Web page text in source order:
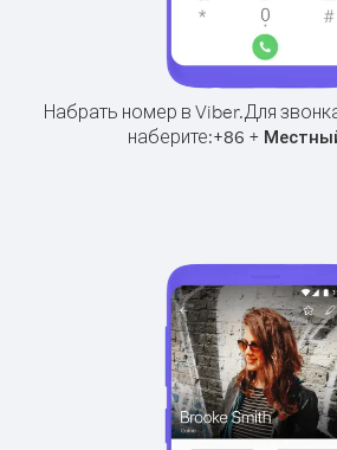
Набрать номер в Viber.Для
наберите:+86 +